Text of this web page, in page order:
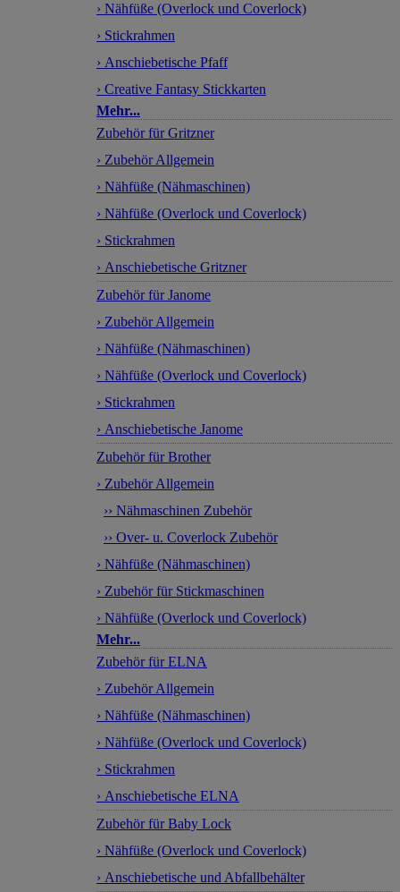
› Nähfüße (Overlock und Coverlock)
› Stickrahmen
› Anschiebetische Pfaff
› Creative Fantasy Stickkarten
Mehr...
Zubehör für Gritzner
› Zubehör Allgemein
› Nähfüße (Nähmaschinen)
› Nähfüße (Overlock und Coverlock)
› Stickrahmen
› Anschiebetische Gritzner
Zubehör für Janome
› Zubehör Allgemein
› Nähfüße (Nähmaschinen)
› Nähfüße (Overlock und Coverlock)
› Stickrahmen
› Anschiebetische Janome
Zubehör für Brother
› Zubehör Allgemein
›› Nähmaschinen Zubehör
›› Over- u. Coverlock Zubehör
› Nähfüße (Nähmaschinen)
› Zubehör für Stickmaschinen
› Nähfüße (Overlock und Coverlock)
Mehr...
Zubehör für ELNA
› Zubehör Allgemein
› Nähfüße (Nähmaschinen)
› Nähfüße (Overlock und Coverlock)
› Stickrahmen
› Anschiebetische ELNA
Zubehör für Baby Lock
› Nähfüße (Overlock und Coverlock)
› Anschiebetische und Abfallbehälter